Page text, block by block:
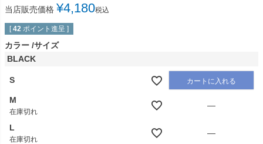
当店販売価格 ¥4,180税込
[ 42 ポイント進呈 ]
カラー サイズ
BLACK
S カートに入れる
M
在庫切れ
—
L
在庫切れ
—